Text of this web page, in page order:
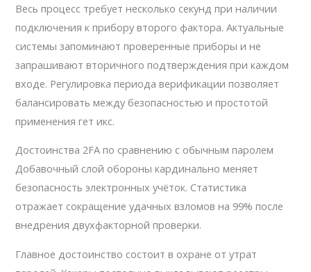
Весь процесс требует несколько секунд при наличии
подключения к прибору второго фактора. Актуальные
системы запоминают проверенные приборы и не
запрашивают вторичного подтверждения при каждом
входе. Регулировка периода верификации позволяет
балансировать между безопасностью и простотой
применения гет икс.
Достоинства 2FA по сравнению с обычным паролем
Добавочный слой обороны кардинально меняет
безопасность электронных учёток. Статистика
отражает сокращение удачных взломов на 99% после
внедрения двухфакторной проверки.
Главное достоинство состоит в охране от утрат